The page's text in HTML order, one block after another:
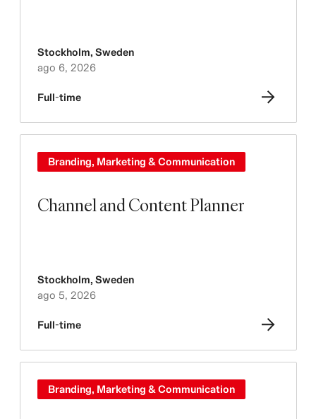
Stockholm, Sweden
ago 6, 2026
Full-time
Channel and Content Planner
Branding, Marketing & Communication
Stockholm, Sweden
ago 5, 2026
Full-time
Branding, Marketing & Communication